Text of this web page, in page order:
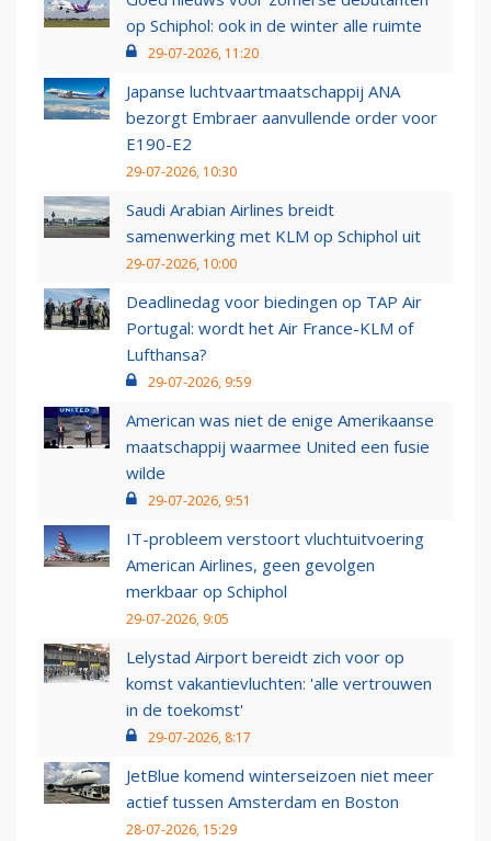
op Schiphol: ook in de winter alle ruimte
29-07-2026, 11:20
Japanse luchtvaartmaatschappij ANA
bezorgt Embraer aanvullende order voor
E190-E2
29-07-2026, 10:30
Saudi Arabian Airlines breidt
samenwerking met KLM op Schiphol uit
29-07-2026, 10:00
Deadlinedag voor biedingen op TAP Air
Portugal: wordt het Air France-KLM of
Lufthansa?
29-07-2026, 9:59
American was niet de enige Amerikaanse
maatschappij waarmee United een fusie
wilde
29-07-2026, 9:51
IT-probleem verstoort vluchtuitvoering
American Airlines, geen gevolgen
merkbaar op Schiphol
29-07-2026, 9:05
Lelystad Airport bereidt zich voor op
komst vakantievluchten: 'alle vertrouwen
in de toekomst'
29-07-2026, 8:17
JetBlue komend winterseizoen niet meer
actief tussen Amsterdam en Boston
28-07-2026, 15:29